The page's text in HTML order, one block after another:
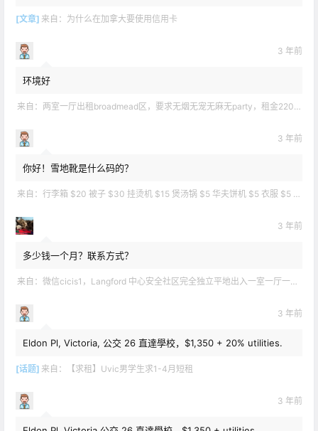
[文章] 来自： 为什么在加拿大要使用信用卡
3 年前
环境好
来自： 两室一厅出租broadmead区，要求无烟无宠无麻无party，租金2200不包水电有意短信联系2508858496
3 年前
你好！雪地靴是什么码的？
来自： 行李箱 $20 被子 $30 挂烫机 $15 煲汤锅 $5 华夫饼机 $5 衣服 $5 雪地靴 $10 滑雪手套 $10 宜家衣物收纳 .
3 年前
多少钱一个月？联系方式？
来自： 微信cicis1，Langford 中心安全社区完全独立平地出入一室一厅一书房步行5分钟到公车站和商业圈 有后花园和.
3 年前
Eldon Pl, Victoria, 公交 26 直達學校，$1,350 + 20% utilities.
[话题] 来自： 【求租】Uvic男学生求1-4月短租
3 年前